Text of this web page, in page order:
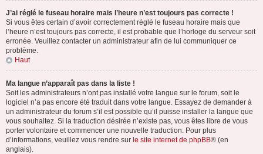
J’ai réglé le fuseau horaire mais l’heure n’est toujours pas correcte !
Si vous êtes certain d’avoir correctement réglé le fuseau horaire mais que
l’heure n’est toujours pas correcte, il est probable que l’horloge du serveur soit
erronée. Veuillez contacter un administrateur afin de lui communiquer ce
problème.
Haut
Ma langue n’apparaît pas dans la liste !
Soit les administrateurs n’ont pas installé votre langue sur le forum, soit le
logiciel n’a pas encore été traduit dans votre langue. Essayez de demander à
un administrateur du forum s’il est possible qu’il puisse installer la langue que
vous souhaitez. Si la traduction désirée n’existe pas, vous êtes libre de vous
porter volontaire et commencer une nouvelle traduction. Pour plus
d’informations, veuillez vous rendre sur le site internet de phpBB® (en
anglais).